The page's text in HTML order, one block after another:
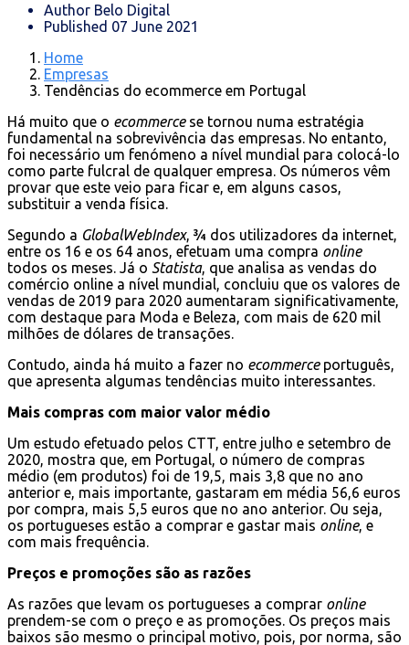
Author Belo Digital
Published 07 June 2021
Home
Empresas
Tendências do ecommerce em Portugal
Há muito que o ecommercese tornou numa estratégia
fundamental na sobrevivência das empresas. No entanto,
foi necessário um fenómeno a nível mundial para colocá-lo
como parte fulcral de qualquer empresa. Os números vêm
provar que este veio para ficar e, em alguns casos,
substituir a venda física.
Segundo a GlobalWebIndex, ¾ dos utilizadores da internet,
entre os 16 e os 64 anos, efetuam uma compra online
todos os meses. Já o Statista, que analisa as vendas do
comércio online a nível mundial, concluiu que os valores de
vendas de 2019 para 2020 aumentaram significativamente,
com destaque para Moda e Beleza, com mais de 620 mil
milhões de dólares de transações.
Contudo, ainda há muito a fazer no ecommerceportuguês,
que apresenta algumas tendências muito interessantes.
Mais compras com maior valor médio
Um estudo efetuado pelos CTT, entre julho e setembro de
2020, mostra que, em Portugal, o número de compras
médio (em produtos) foi de 19,5, mais 3,8 que no ano
anterior e, mais importante, gastaram em média 56,6 euros
por compra, mais 5,5 euros que no ano anterior. Ou seja,
os portugueses estão a comprar e gastar mais online, e
com mais frequência.
Preços e promoções são as razões
As razões que levam os portugueses a comprar online
prendem-se com o preço e as promoções. Os preços mais
baixos são mesmo o principal motivo, pois, por norma, são